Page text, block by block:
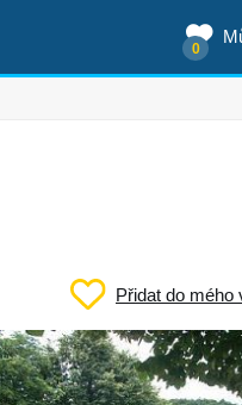
0
Přidat do mého